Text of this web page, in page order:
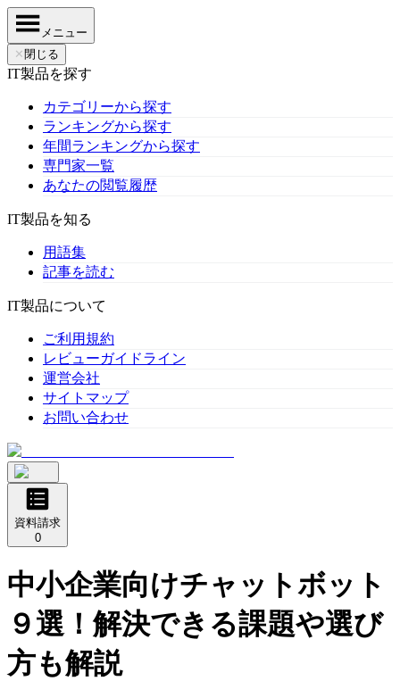
メニュー
✕ 閉じる
IT製品を探す
カテゴリーから探す
ランキングから探す
年間ランキングから探す
専門家一覧
あなたの閲覧履歴
IT製品を知る
用語集
記事を読む
IT製品について
ご利用規約
レビューガイドライン
運営会社
サイトマップ
お問い合わせ
資料請求
0
中小企業向けチャットボット
９選！解決できる課題や選び
方も解説